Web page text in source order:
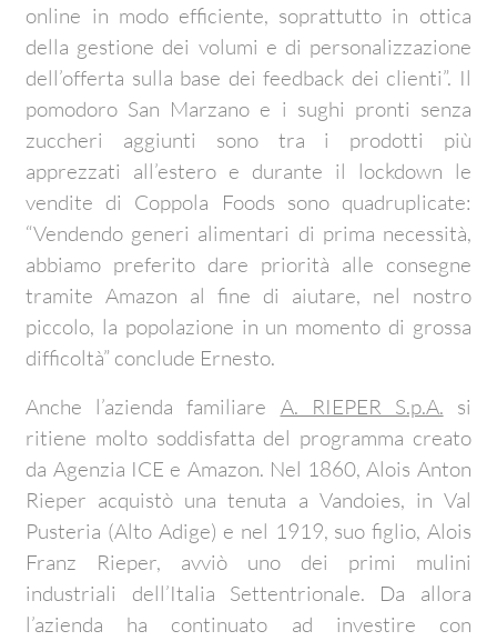
online in modo efficiente, soprattutto in ottica
della gestione dei volumi e di personalizzazione
dell’offerta sulla base dei feedback dei clienti”. Il
pomodoro San Marzano e i sughi pronti senza
zuccheri aggiunti sono tra i prodotti più
apprezzati all’estero e durante il lockdown le
vendite di Coppola Foods sono quadruplicate:
“Vendendo generi alimentari di prima necessità,
abbiamo preferito dare priorità alle consegne
tramite Amazon al fine di aiutare, nel nostro
piccolo, la popolazione in un momento di grossa
difficoltà” conclude Ernesto.
Anche l’azienda familiare A. RIEPER S.p.A. si
ritiene molto soddisfatta del programma creato
da Agenzia ICE e Amazon. Nel 1860, Alois Anton
Rieper acquistò una tenuta a Vandoies, in Val
Pusteria (Alto Adige) e nel 1919, suo figlio, Alois
Franz Rieper, avviò uno dei primi mulini
industriali dell’Italia Settentrionale. Da allora
l’azienda ha continuato ad investire con